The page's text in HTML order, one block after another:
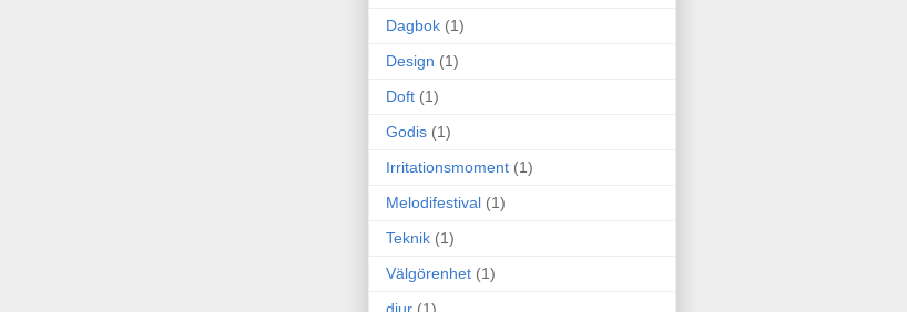
Dagbok (1)
Design (1)
Doft (1)
Godis (1)
Irritationsmoment (1)
Melodifestival (1)
Teknik (1)
Välgörenhet (1)